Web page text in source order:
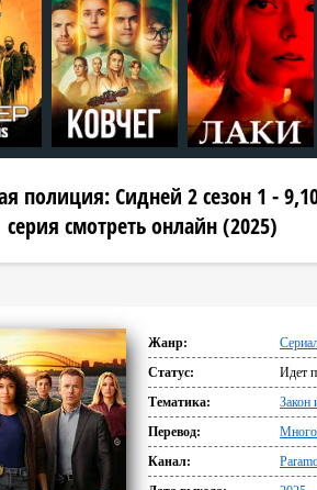
полиция: Сидней 2 сезон 1 -
серия смотреть онлайн (2025)
Жанр:
Статус:
Идет
Тематика:
Закон
Перевод:
Канал: